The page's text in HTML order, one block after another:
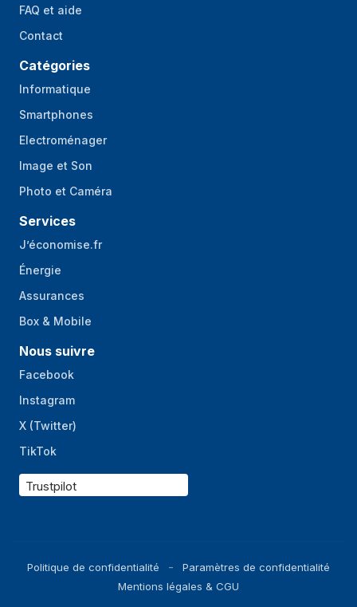
FAQ et aide
Contact
Catégories
Informatique
Smartphones
Electroménager
Image et Son
Photo et Caméra
Services
J’économise.fr
Énergie
Assurances
Box & Mobile
Nous suivre
Facebook
Instagram
X (Twitter)
TikTok
Trustpilot
Politique de confidentialité
Paramètres de confidentialité
Mentions légales & CGU